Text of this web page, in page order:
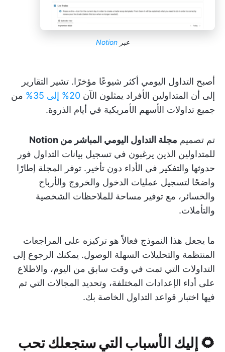
عبرNotion
أصبح التداول اليومي أكثر شيوعًا مؤخرًا. تشير التقارير
إلى أن المتداولين الأفراد يمثلون الآن 20% إلى 35%
من
جميع تداولات الأسهم الأمريكية في أيام الذروة.
تم تصميم مجلة التداول اليومي المباشر من Notion
للمتداولين الذين يرغبون في تسجيل بيانات التداول فور
حدوثها والتفكير في الأداء دون تأخير. توفر المجلة إطارًا
واضحًا لتسجيل عمليات الدخول والخروج والأرباح
والخسائر، مع توفير مساحة للملاحظات الشخصية
والتأملات.
ما يجعل هذا النموذج فعالاً هو تركيزه على المراجعات
المنتظمة والتحليلات السهلة الوصول. يمكنك الرجوع إلى
التداولات التي تمت في وقت سابق من اليوم، والاطلاع
على أداء الإعدادات المختلفة، وتحديد المجالات التي تم
فيها اختبار قواعد التداول الخاصة بك.
🌻 إليك الأسباب التي ستجعلك تحب